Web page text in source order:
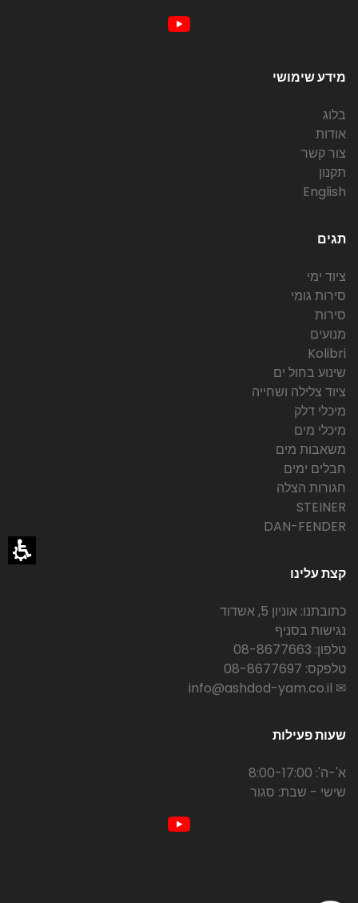
מידע שימושי
בלוג
אודות
צור קשר
תקנון
English
תגים
ציוד ימי
סירות גומי
סירות
מנועים
Kolibri
שינוע בחול ים
ציוד צלילה ושחייה
מיכלי דלק
מיכלי מים
משאבות מים
חבלים ימים
חגורות הצלה
STEINER
DAN-FENDER
קצת עלינו
כתובתנו: אוניון 5, אשדוד
נגישות בסניף
טלפון: 08-8677663
טלפקס: 08-8677697
✉ info@ashdod-yam.co.il
שעות פעילות
א'-ה': 8:00-17:00
שישי - שבת: סגור